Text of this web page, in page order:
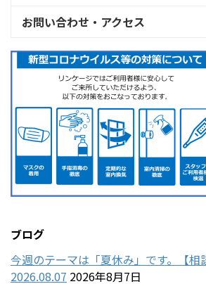
お問い合わせ・アクセス
ブログ
今週のテーマは「夏休み」です。【相
2026.08.07 2026年8月7日